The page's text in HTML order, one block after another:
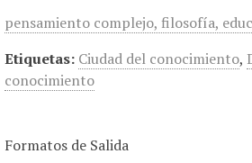
pensamiento complejo, filosofía,
Etiquetas: Ciudad del conocimiento,
conocimiento
Formatos de Salida